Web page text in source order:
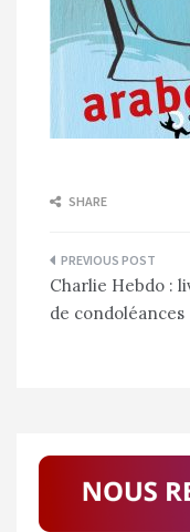
SHARE
Navigation
de
Charlie Hebdo :
de condoléances